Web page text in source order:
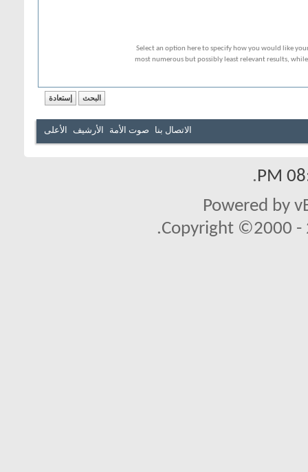
Select an option here to specify how you would like
most numerous but possibly least relevant results,
الاتصال بنا صوت الأمة الأرشيف الأعلى
.
Powered by
Copyright ©2000 -